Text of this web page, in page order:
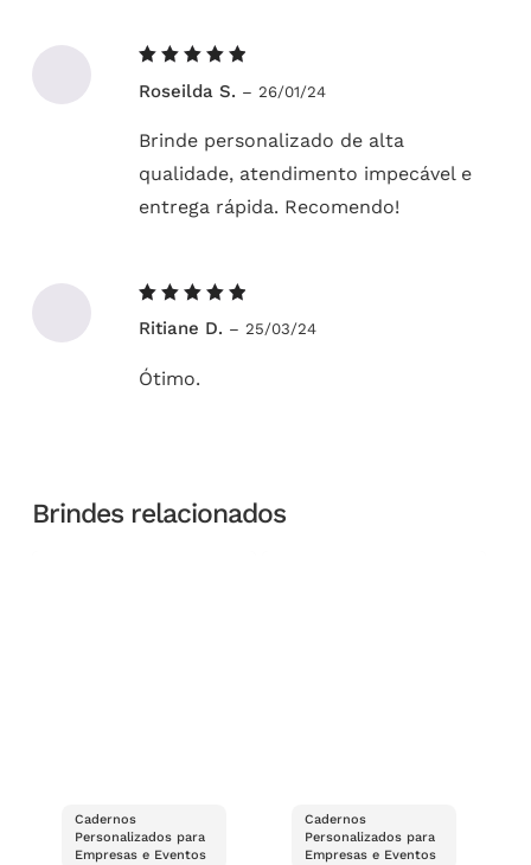
5de 5
Roseilda S. – 26/01/24
Brinde personalizado de alta
qualidade, atendimento impecável e
entrega rápida. Recomendo!
5de 5
Ritiane D. – 25/03/24
Ótimo.
Brindes relacionados
Cadernos
Personalizados para
Empresas e Eventos
Cadernos
Personalizados para
Empresas e Eventos